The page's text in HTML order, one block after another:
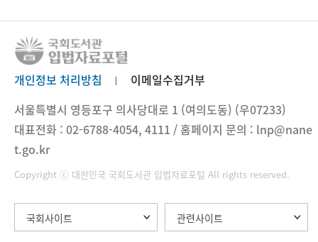
개인정보 처리방침
이메일수집거부
서울특별시 영등포구 의사당대로 1 (여의도동) (우07233)
대표전화 : 02-6788-4054, 4111 / 홈페이지 문의 : lnp@nane
t.go.kr
Copyright ⓒ 대한민국 국회도서관 입법자료포털 All rights reserved.
국회사이트 관련사이트